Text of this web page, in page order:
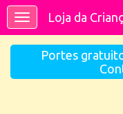
ToggleLoja da
Portes